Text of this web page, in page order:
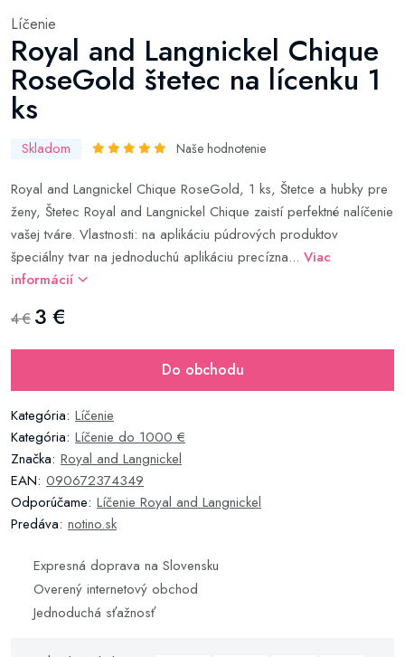
Líčenie
Royal and Langnickel Chique
RoseGold štetec na lícenku 1
ks
Skladom Naše hodnotenie
Royal and Langnickel Chique RoseGold, 1 ks, Štetce a hubky pre
ženy, Štetec Royal and Langnickel Chique zaistí perfektné nalíčenie
vašej tváre. Vlastnosti: na aplikáciu púdrových produktov
špeciálny tvar na jednoduchú aplikáciu precízna... Viac
informácií
4 € 3 €
Do obchodu
Kategória: Líčenie
Kategória: Líčenie do 1000 €
Značka: Royal and Langnickel
EAN: 090672374349
Odporúčame: Líčenie Royal and Langnickel
Predáva: notino.sk
Expresná doprava na Slovensku
Overený internetový obchod
Jednoduchá sťažnosť